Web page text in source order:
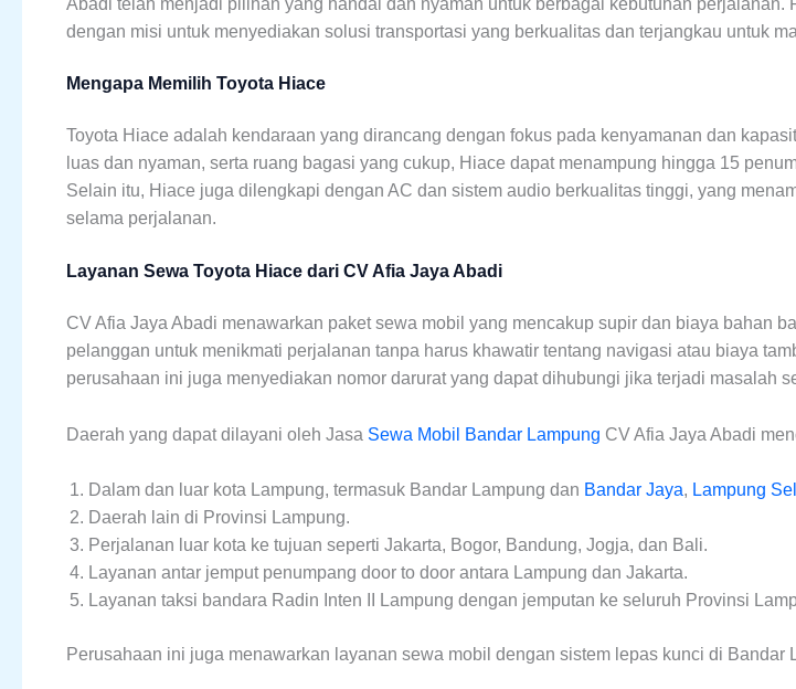
dengan misi untuk menyediakan solusi transportasi yang berkualitas dan terjangkau untuk
Mengapa Memilih Toyota Hiace
Toyota Hiace adalah kendaraan yang dirancang dengan fokus pada kenyamanan dan
luas dan nyaman, serta ruang bagasi yang cukup, Hiace dapat menampung hingga 15
Selain itu, Hiace juga dilengkapi dengan AC dan sistem audio berkualitas tinggi, yang
selama perjalanan.
Layanan Sewa Toyota Hiace dari CV Afia Jaya Abadi
CV Afia Jaya Abadi menawarkan paket sewa mobil yang mencakup supir dan biaya bahan
pelanggan untuk menikmati perjalanan tanpa harus khawatir tentang navigasi atau biaya
perusahaan ini juga menyediakan nomor darurat yang dapat dihubungi jika terjadi masalah
Daerah yang dapat dilayani oleh Jasa Sewa Mobil Bandar Lampung CV Afia Jaya Abadi
Dalam dan luar kota Lampung, termasuk Bandar Lampung dan Bandar Jaya, Lampung
Daerah lain di Provinsi Lampung.
Perjalanan luar kota ke tujuan seperti Jakarta, Bogor, Bandung, Jogja, dan Bali.
Layanan antar jemput penumpang door to door antara Lampung dan Jakarta.
Layanan taksi bandara Radin Inten II Lampung dengan jemputan ke seluruh Provinsi
Perusahaan ini juga menawarkan layanan sewa mobil dengan sistem lepas kunci di Bandar